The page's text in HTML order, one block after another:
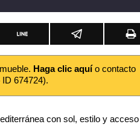
Haga clic aquío contacto
ID 674724).
con sol, estilo y